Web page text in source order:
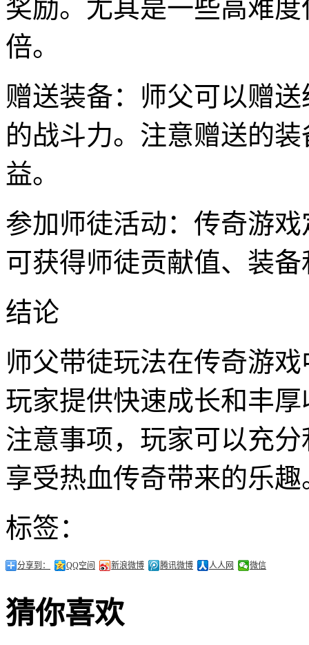
奖励。尤其是一些高难
倍。
赠送装备：师父可以赠
的战斗力。注意赠送的
益。
参加师徒活动：传奇游
可获得师徒贡献值、装
结论
师父带徒玩法在传奇游
玩家提供快速成长和丰
注意事项，玩家可以充
享受热血传奇带来的乐趣
标签：
分享到： QQ空间 新浪微博 腾讯微博 人人网 微信
猜你喜欢